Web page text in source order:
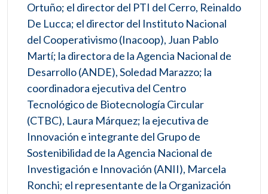
Ortuño; el director del PTI del Cerro, Reinaldo
De Lucca; el director del Instituto Nacional
del Cooperativismo (Inacoop), Juan Pablo
Martí; la directora de la Agencia Nacional de
Desarrollo (ANDE), Soledad Marazzo; la
coordinadora ejecutiva del Centro
Tecnológico de Biotecnología Circular
(CTBC), Laura Márquez; la ejecutiva de
Innovación e integrante del Grupo de
Sostenibilidad de la Agencia Nacional de
Investigación e Innovación (ANII), Marcela
Ronchi; el representante de la Organización